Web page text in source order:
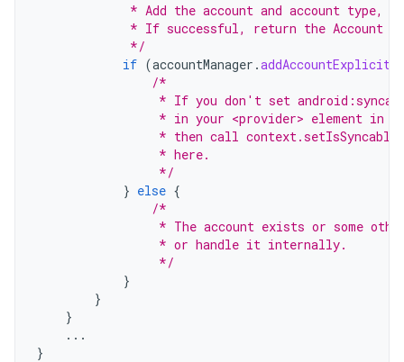
* Add the account and account type,
* If successful, return the Account
             */
if (accountManager .addAccountExplicitly
/*
* If you don't set
* in your <provider> element in
* then call
                 * here.
                 */
} else {
/*
* The account exists or some
                 * or handle it internally.
                 */
}
}
}
...
}